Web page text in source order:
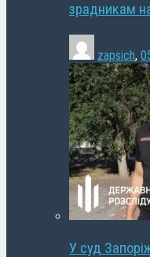
зрадникам
zapsich,
У суд